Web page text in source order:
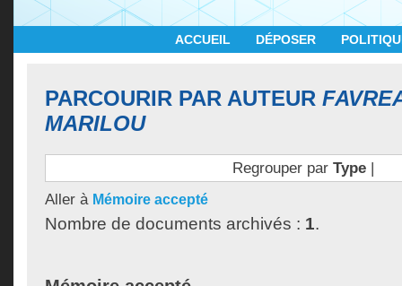
ACCUEIL DÉPOSER
PARCOURIR PAR AUTEUR
MARILOU
Regrouper par Type|
Aller à Mémoire accepté
Nombre de documents archivés : 1.